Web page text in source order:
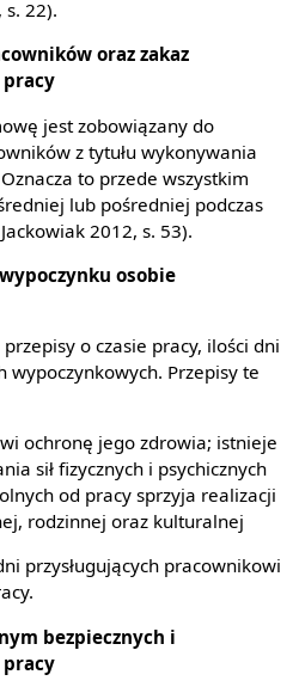
22).
oraz zakaz
jest zobowiązany do
z tytułu wykonywania
to przede wszystkim
lub pośredniej podczas
2012, s. 53).
osobie
o czasie pracy, ilości dni
Przepisy te
ochronę jego zdrowia; istnieje
sił fizycznych i psychicznych
od pracy sprzyja realizacji
rodzinnej oraz kulturalnej
przysługujących pracownikowi
bezpiecznych i